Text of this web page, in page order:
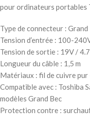
pour ordinateurs portables
Type de connecteur : Grand
Tension d’entrée : 100-
Tension de sortie : 19V /
Longueur du câble : 1,5 m
Matériaux : fil de cuivre
Compatible avec : Toshiba
modèles Grand Bec
Protection contre :